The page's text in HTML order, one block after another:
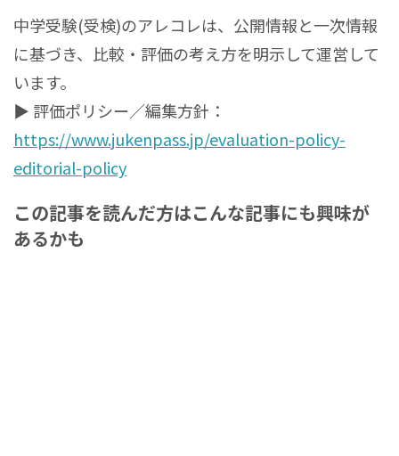
中学受験(受検)のアレコレは、公開情報と一次情報
に基づき、比較・評価の考え方を明示して運営して
います。
▶ 評価ポリシー／編集方針：
https://www.jukenpass.jp/evaluation-policy-
editorial-policy
この記事を読んだ方はこんな記事にも興味が
あるかも